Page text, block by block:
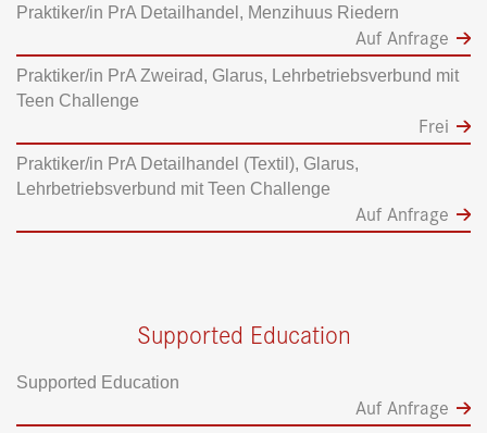
Praktiker/in PrA Detailhandel, Menzihuus Riedern
Auf Anfrage
Praktiker/in PrA Zweirad, Glarus, Lehrbetriebsverbund mit
Teen Challenge
Frei
Praktiker/in PrA Detailhandel (Textil), Glarus,
Lehrbetriebsverbund mit Teen Challenge
Auf Anfrage
Supported Education
Supported Education
Auf Anfrage